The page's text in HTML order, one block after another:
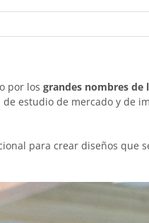
por los grandes nombres de
estudio de mercado y de
para crear diseños que